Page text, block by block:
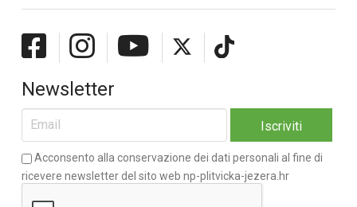
Newsletter
Acconsento alla conservazione dei dati personali al fine di
ricevere newsletter del sito web np-plitvicka-jezera.hr